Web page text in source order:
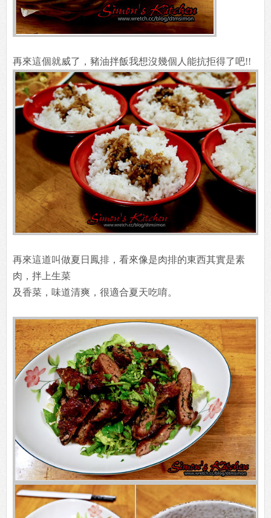
再來這個就威了，豬油拌飯我想沒幾個人能抗拒得了吧!!
再來這道叫做夏日鳳排，看來像是肉排的東西其實是素
肉，拌上生菜
及香菜，味道清爽，很適合夏天吃唷。